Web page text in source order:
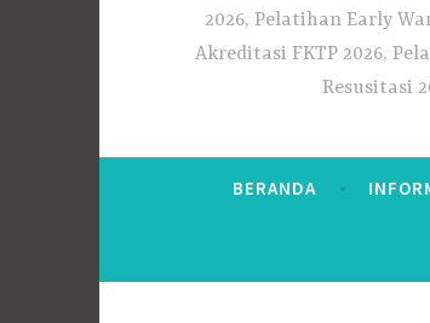
2026, Pelatihan Early
Akreditasi FKTP 2026,
Resusitasi
BERANDA